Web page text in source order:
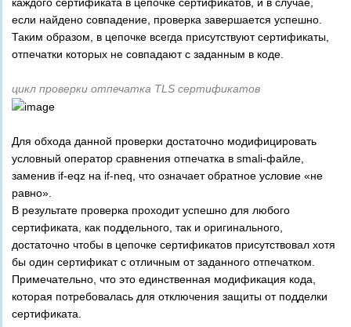
если найдено совпадение, проверка завершается успешно.
Таким образом, в цепочке всегда присутствуют сертификаты,
отпечатки которых не совпадают с заданным в коде.
цикл проверки отпечатка TLS сертификатов
Для обхода данной проверки достаточно модифицировать
условный оператор сравнения отпечатка в smali-файле,
заменив if-eqz на if-neq, что означает обратное условие «не
равно».
В результате проверка проходит успешно для любого
сертификата, как поддельного, так и оригинального,
достаточно чтобы в цепочке сертификатов присутствовал хотя
бы один сертификат с отличным от заданного отпечатком.
Примечательно, что это единственная модификация кода,
которая потребовалась для отключения защиты от подделки
сертификата.